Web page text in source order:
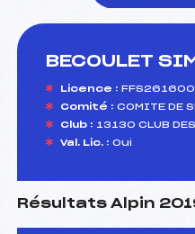
BECOULET
Licence :
Comité : COMITE DE
Club : 13130 CLUB
Val. Lic. : Oui
Résultats Alpin